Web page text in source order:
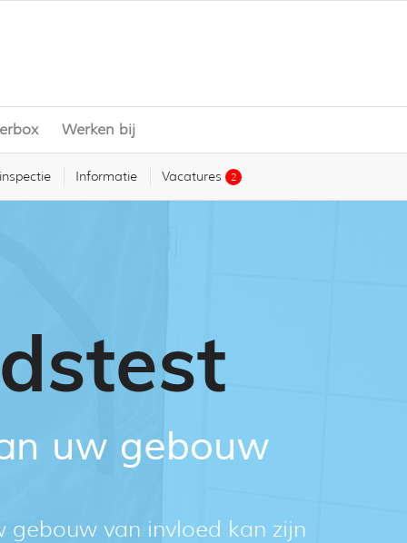
Werken bij
Informatie Vacatures 2
uw gebouw
van invloed kan zijn